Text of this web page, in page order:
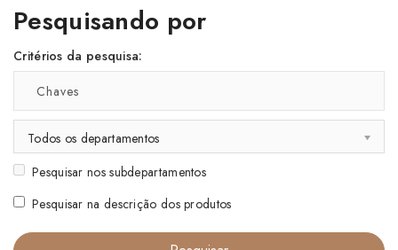
Pesquisando por
Critérios da pesquisa:
Todos os departamentos
Pesquisar nos subdepartamentos
Pesquisar na descrição dos produtos